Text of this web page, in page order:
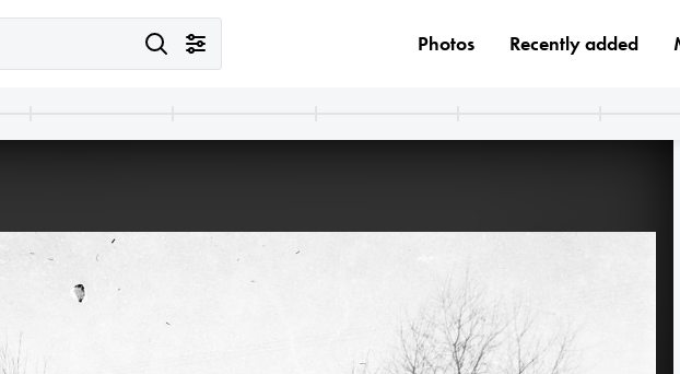
1916 · Balatonszemes
Marczibányi tér 6-7., a Budapesti Polgári
Photos Recently added